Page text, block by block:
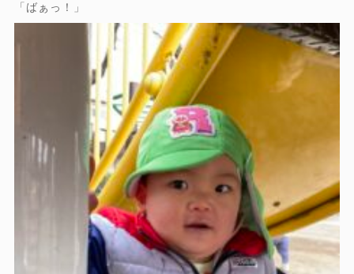
「ばぁっ！」